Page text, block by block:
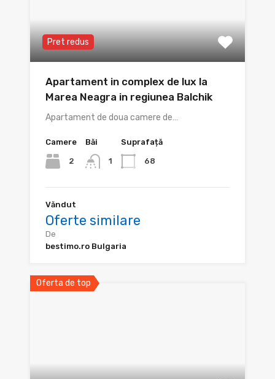
Pret redus
Apartament in complex de lux la
Marea Neagra in regiunea Balchik
Apartament de doua camere de…
Camere
2
Băi
1
Suprafață
68
Văndut
Oferte similare
De
bestimo.ro Bulgaria
Oferta de top